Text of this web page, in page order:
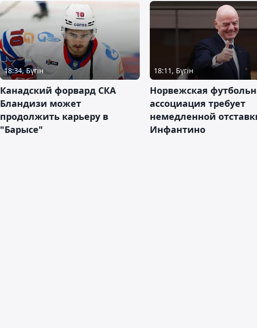
18:34, Бүгін
Канадский форвард СКА
Бландизи может
продолжить карьеру в
"Барысе"
18:11, Бүгін
Норвежская
ассоциация требует
немедленной
Инфантино